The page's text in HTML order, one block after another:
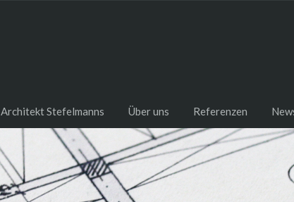
Architekt Stefelmanns Über uns Referenzen